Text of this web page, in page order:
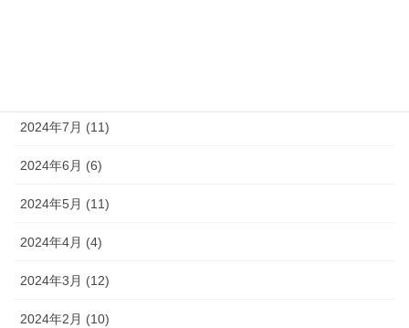
2024年7月 (11)
2024年6月 (6)
2024年5月 (11)
2024年4月 (4)
2024年3月 (12)
2024年2月 (10)